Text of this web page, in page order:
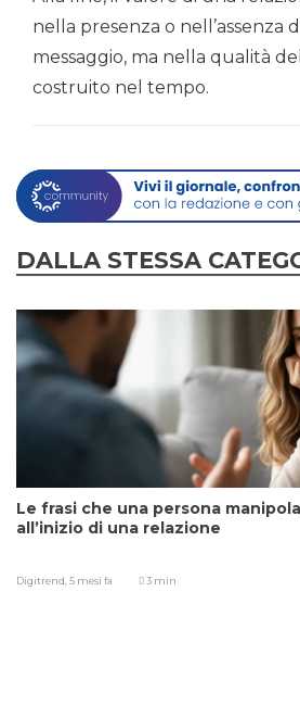
nella presenza o nell’assenza
messaggio, ma nella qualità
costruito nel tempo.
DALLA STESSA
Le frasi che una persona
all’inizio di una relazione
Digitrend, 5 mesi fa 3 min